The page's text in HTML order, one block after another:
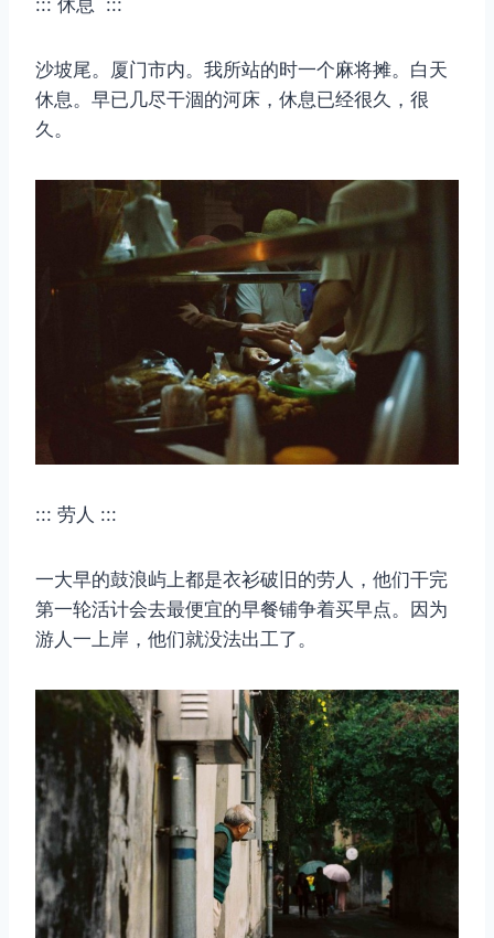
沙坡尾。厦门市内。我所站的时一个麻将摊。白天
休息。早已几尽干涸的河床，休息已经很久，很
久。
::: 劳人 :::
一大早的鼓浪屿上都是衣衫破旧的劳人，他们干完
第一轮活计会去最便宜的早餐铺争着买早点。因为
游人一上岸，他们就没法出工了。